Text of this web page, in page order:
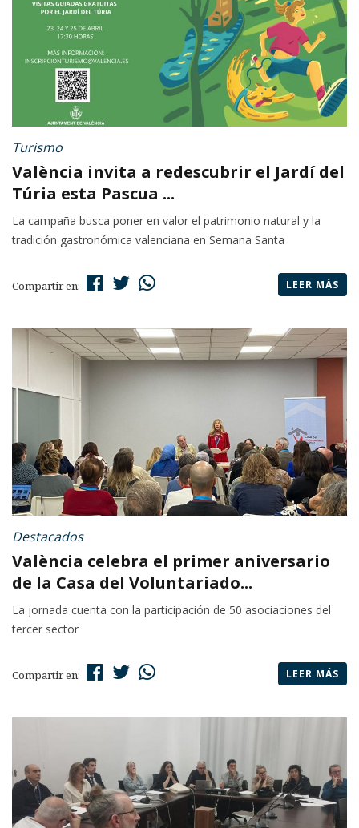
Turismo
València invita a redescubrir el Jardí del
Túria esta Pascua ...
La campaña busca poner en valor el patrimonio natural y la
tradición gastronómica valenciana en Semana Santa
Compartir en: LEER MÁS
Destacados
València celebra el primer aniversario
de la Casa del Voluntariado...
La jornada cuenta con la participación de 50 asociaciones del
tercer sector
Compartir en: LEER MÁS